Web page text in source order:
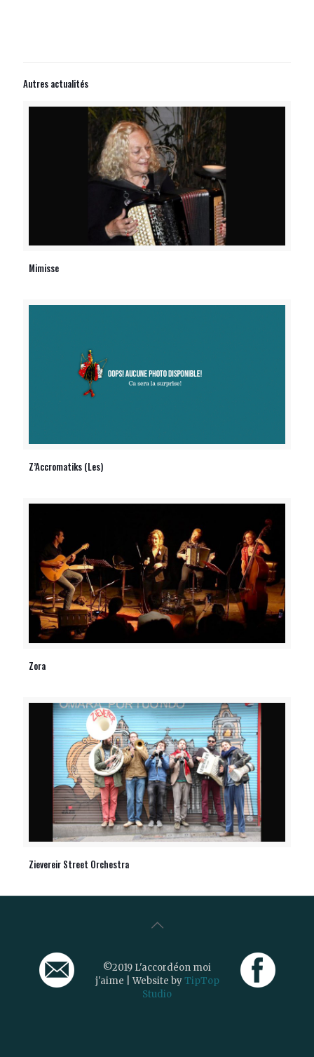
Autres actualités
Mimisse
Z’Accromatiks (Les)
Zora
Zievereir Street Orchestra
©2019 L'accordéon moi
j'aime | Website byTipTop
Studio